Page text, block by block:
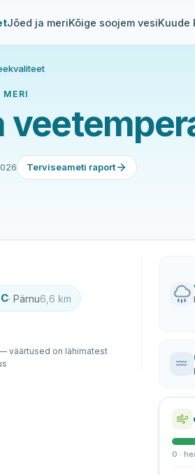
Jõed ja meriKõige soojem vesiKuude
Terviseameti raport
· Pärnu6,6 km
väärtused on lähimatest
0 ·